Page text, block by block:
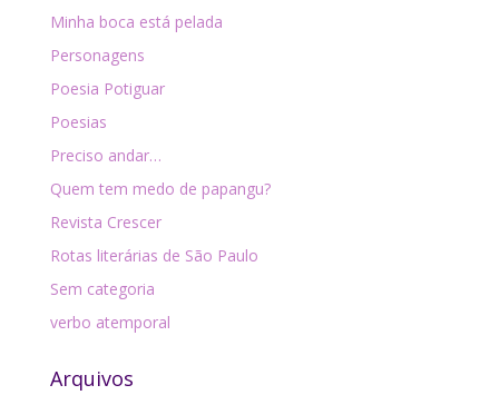
Minha boca está pelada
Personagens
Poesia Potiguar
Poesias
Preciso andar…
Quem tem medo de papangu?
Revista Crescer
Rotas literárias de São Paulo
Sem categoria
verbo atemporal
Arquivos